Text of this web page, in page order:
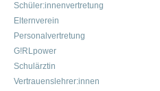
Schüler:innenvertretung
Elternverein
Personalvertretung
G!RLpower
Schulärztin
Vertrauenslehrer:innen